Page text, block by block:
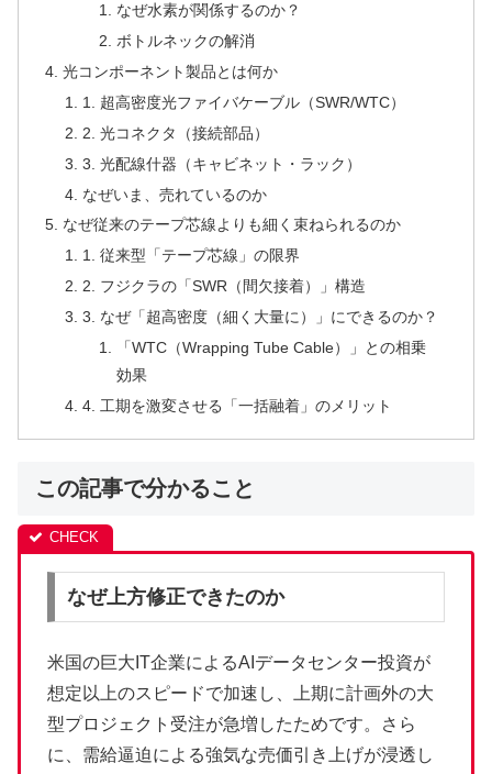
なぜ水素が関係するのか？
ボトルネックの解消
光コンポーネント製品とは何か
1. 超高密度光ファイバケーブル（SWR/WTC）
2. 光コネクタ（接続部品）
3. 光配線什器（キャビネット・ラック）
なぜいま、売れているのか
なぜ従来のテープ芯線よりも細く束ねられるのか
1. 従来型「テープ芯線」の限界
2. フジクラの「SWR（間欠接着）」構造
3. なぜ「超高密度（細く大量に）」にできるのか？
「WTC（Wrapping Tube Cable）」との相乗
効果
4. 工期を激変させる「一括融着」のメリット
この記事で分かること
なぜ上方修正できたのか
米国の巨大IT企業によるAIデータセンター投資が
想定以上のスピードで加速し、上期に計画外の大
型プロジェクト受注が急増したためです。さら
に、需給逼迫による強気な売価引き上げが浸透し